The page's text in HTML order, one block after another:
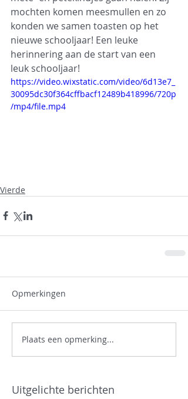
mochten komen meesmullen en zo
konden we samen toasten op het
nieuwe schooljaar! Een leuke
herinnering aan de start van een
leuk schooljaar!
https://video.wixstatic.com/video/6d13e7_
30095dc30f364cffbacf12489b418996/720p
/mp4/file.mp4
Vierde
Opmerkingen
Plaats een opmerking...
Uitgelichte berichten